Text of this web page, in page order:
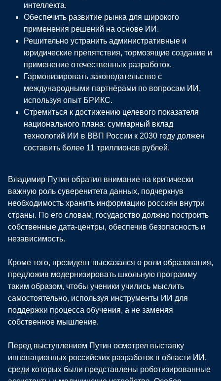
интеллекта.
Обеспечить развитие рынка для широкого
применения решений на основе ИИ.
Решительно устранить административные и
юридические препятствия, тормозящие создание и
применение отечественных разработок.
Гармонизировать законодательство с
международными партнёрами по вопросам ИИ,
используя опыт БРИКС.
Стремиться к достижению целевого показателя
национального плана: суммарный вклад
технологий ИИ в ВВП России к 2030 году должен
составить более 11 триллионов рублей.
Владимир Путин обратил внимание на критически
важную роль суверенитета данных, подчеркнув
необходимость хранить информацию россиян внутри
страны. По его словам, государство должно построить
собственные дата-центры, обеспечив безопасность и
независимость.
Кроме того, президент высказался о роли образования,
предложив модернизировать школьную программу
таким образом, чтобы ученики учились мыслить
самостоятельно, используя инструменты ИИ для
поддержки процесса обучения, а не заменяя
собственное мышление.
Перед выступлением Путин осмотрел выставку
инновационных российских разработок в области ИИ,
среди которых были представлены роботизированные